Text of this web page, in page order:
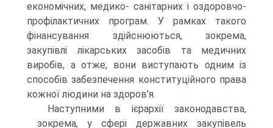
економічних, медико- санітарних і оздоровчо-
профілактичних програм. У рамках такого
фінансування здійснюються, зокрема,
закупівлі лікарських засобів та медичних
виробів, а отже, вони виступають одним із
способів забезпечення конституційного права
кожної людини на здоров’я.
Наступними в ієрархії законодавства,
зокрема, у сфері державних закупівель